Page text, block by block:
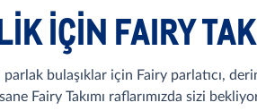
IÇIN FAIRY
bulaşıklar için Fairy parlatıcı,
Fairy Takımı raflarımızda sizi